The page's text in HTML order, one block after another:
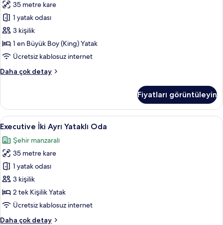
En
Büyük
(King)
Boy
Yatak
Access)
fotoğrafları
görün
35 metre kare
1 yatak odası
3 kişilik
1 en Büyük Boy (King) Yatak
Ücretsiz kablosuz internet
Daha çok detay
Executive
Büyük
(King)
Boy
(Lounge
Access)
hakkında
daha
fazla
detay
Fiyatları görüntüleyin
Executive
İki
Ayrı
Yataklı
Oda
için
tüm
fotoğrafları
9
Executive İki Ayrı Yataklı Oda
Şehir manzaralı
35 metre kare
1 yatak odası
3 kişilik
2 tek Kişilik Yatak
Ücretsiz kablosuz internet
Daha çok detay
Executive